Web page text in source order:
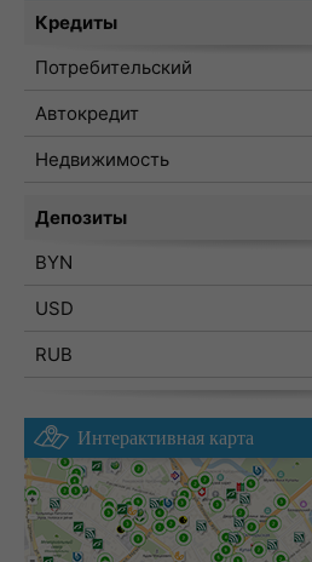
Кредиты
Потребительский
Автокредит
Недвижимость
Депозиты
BYN
USD
RUB
Интерактивная карта